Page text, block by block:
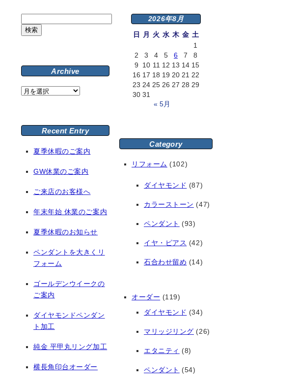
索:
Archive
Archive
Recent Entry
夏季休暇のご案内
GW休業のご案内
ご来店のお客様へ
年末年始 休業のご案内
夏季休暇のお知らせ
ペンダントを大きくリ
フォーム
ゴールデンウイークの
ご案内
ダイヤモンドペンダン
ト加工
純金 平甲丸リング加工
横長角印台オーダー
2026年8月
日
月 火 水 木 金 土
1
2
3 4 5 6 7
8
9
10 11 12 13 14 15
16 17 18 19 20 21 22
23 24 25 26 27 28 29
30 31
« 5月
Category
リフォーム (102)
ダイヤモンド (87)
カラーストーン (47)
ペンダント (93)
イヤ・ピアス (42)
石合わせ留め (14)
オーダー (119)
ダイヤモンド (34)
マリッジリング (26)
エタニティ (8)
ペンダント (54)